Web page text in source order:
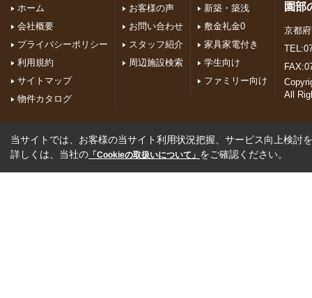
ホーム
会社概要
プライバシーポリシー
利用規約
サイトマップ
物件カタログ
お客様の声
お問い合わせ
スタッフ紹介
周辺施設検索
新築・築浅
敷金礼金0
家具家電付き
学生向け
ファミリー向け
園部
京都
All
当サイトでは、お客様の当サイト利用状況把握、サービス向上検討
詳しくは、当社の 「Cookieの取扱いについて」 をご確認ください。